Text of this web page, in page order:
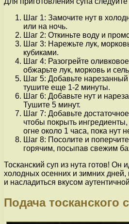
Шаг 1: Замочите нут в
или на ночь.
Шаг 2: Откиньте воду и
Шаг 3: Нарежьте лук,
кубиками.
Шаг 4: Разогрейте
обжарьте лук, морковь и
Шаг 5: Добавьте
тушите еще 1-2 минуты.
Шаг 6: Добавьте нут и
Тушите 5 минут.
Шаг 7: Добавьте
чтобы покрыть
огне около 1 часа, пока нут
Шаг 8: Посолите и
горячим, посыпав свежим
Тосканский суп из нута готов! Он
холодных осенних и зимних дней,
и насладиться вкусом
Подача тосканского